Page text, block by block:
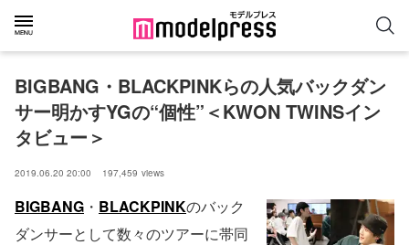
BIGBANG・BLACKPINKらの人気バックダン
サー明かすYGの“個性”＜KWON TWINSイン
タビュー＞
2019.06.20 20:00 197,459 views
BIGBANG ・ BLACKPINKのバック
ダンサーとして数々のツアーに帯同